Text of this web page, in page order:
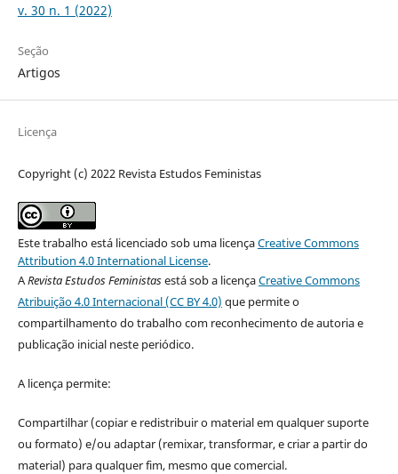
v. 30 n. 1 (2022)
Seção
Artigos
Licença
Copyright (c) 2022 Revista Estudos Feministas
Este trabalho está licenciado sob uma licençaCreative Commons
Attribution 4.0 International License.
ARevista Estudos Feministasestá sob a licençaCreative Commons
Atribuição 4.0 Internacional (CC BY 4.0) que permite o
compartilhamento do trabalho com reconhecimento de autoria e
publicação inicial neste periódico.
A licença permite:
Compartilhar (copiar e redistribuir o material em qualquer suporte
ou formato) e/ou adaptar (remixar, transformar, e criar a partir do
material) para qualquer fim, mesmo que comercial.